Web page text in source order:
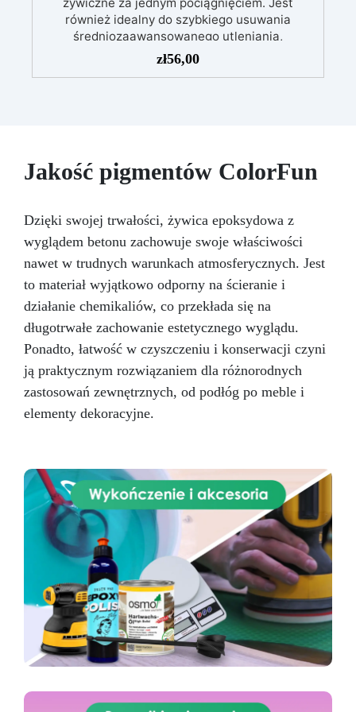
żywiczne za jednym pociągnięciem. Jest
również idealny do szybkiego usuwania
średniozaawansowanego utleniania,
delikatnych zadrapań, skaz i innych drobnych
defektów na żywicznej powierzchni. Ten krem
więcej trudności.
zł56,00
Jakość pigmentów ColorFun
Dzięki swojej trwałości, żywica epoksydowa z
wyglądem betonu zachowuje swoje właściwości
nawet w trudnych warunkach atmosferycznych. Jest
to materiał wyjątkowo odporny na ścieranie i
działanie chemikaliów, co przekłada się na
długotrwałe zachowanie estetycznego wyglądu.
Ponadto, łatwość w czyszczeniu i konserwacji czyni
ją praktycznym rozwiązaniem dla różnorodnych
zastosowań zewnętrznych, od podłóg po meble i
elementy dekoracyjne.